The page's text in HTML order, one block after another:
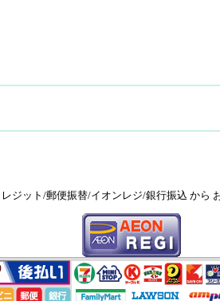
ジット/郵便振替/イオンレジ/銀行振込 から